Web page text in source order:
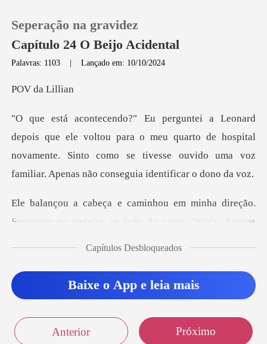
Loja
Histórico
Seperação na gravidez
Capítulo 24 O Beijo Acidental
Palavras: 1103 |Lançado em: 10/10/2024
da L
ou para o meu quarto de hospital
novamente. Sinto como se tivesse ou
a direção.
Sentou-se na cadeira ao lado
Capítulos Desbloqueados
Baixe o App e leia mais
Anterior Próximo